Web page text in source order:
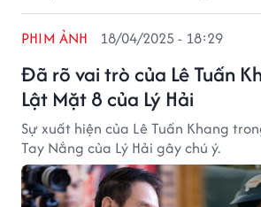
Đã rõ vai trò của Lê Tuấn
Lật Mặt 8 của Lý Hải
PHIM ẢNH 18/04/2025 - 18:29
Sự xuất hiện của Lê Tuấn Khang
Tay Nắng của Lý Hải gây chú ý.